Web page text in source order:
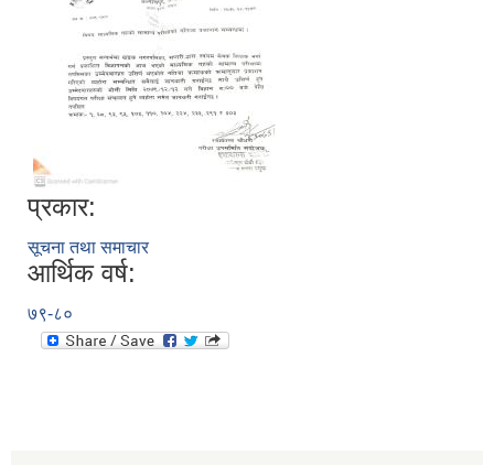
प्रकार:
सूचना तथा समाचार
आर्थिक वर्ष:
७९-८०